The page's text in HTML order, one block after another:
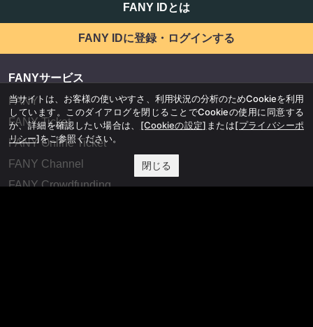
FANY IDとは
FANY IDに登録・ログインする
FANYサービス
FANY
FANY Ticket
FANY Online Ticket
FANY Channel
FANY Crowdfunding
当サイトは、お客様の使いやすさ、利用状況の分析のためCookieを利用
しています。このダイアログを閉じることでCookieの使用に同意する
か、詳細を確認したい場合は、 [Cookieの設定] または[プライバシーポ
リシー]をご参照ください。
閉じる